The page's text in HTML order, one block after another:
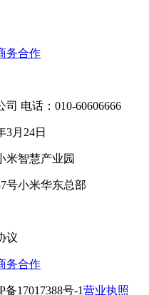
务合作
电话：010-60606666
3月24日
米智慧产业园
号小米华东总部
议
务合作
备17017388号-1营业执照